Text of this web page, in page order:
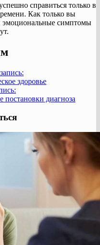
справиться только в
Как только вы
эмоциональные симптомы
здоровье
постановки диагноза